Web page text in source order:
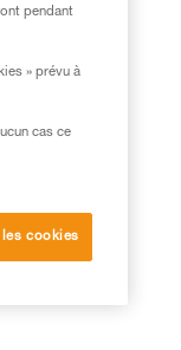
pendant
» prévu à
cas ce
cookies